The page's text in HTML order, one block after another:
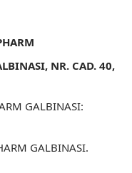
NR. CAD. 40,
GALBINASI:
GALBINASI.